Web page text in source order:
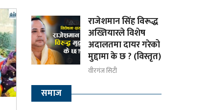
राजेशमान सिंह विरूद्ध
अख्तियारले विशेष
अदालतमा दायर गरेको
मुद्दामा के छ ? (विस्तृत)
वीरगंज सिटी
समाज